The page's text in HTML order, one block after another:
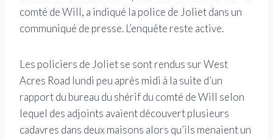
comté de Will, a indiqué la police de Joliet dans un
communiqué de presse. L’enquête reste active.
Les policiers de Joliet se sont rendus sur West
Acres Road lundi peu après midi à la suite d’un
rapport du bureau du shérif du comté de Will selon
lequel des adjoints avaient découvert plusieurs
cadavres dans deux maisons alors qu’ils menaient un